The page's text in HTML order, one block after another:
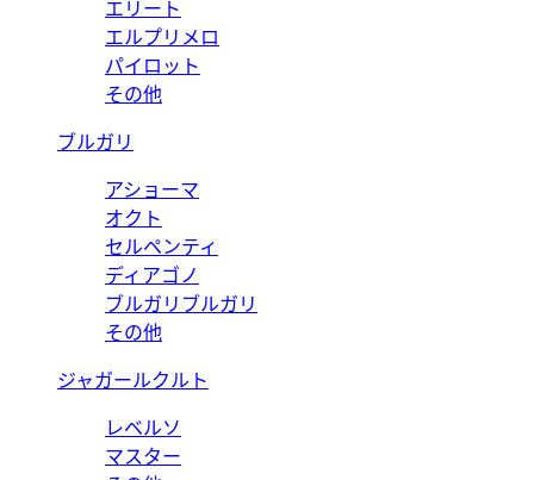
エリート
エルプリメロ
パイロット
その他
ブルガリ
アショーマ
オクト
セルペンティ
ディアゴノ
ブルガリブルガリ
その他
ジャガールクルト
レベルソ
マスター